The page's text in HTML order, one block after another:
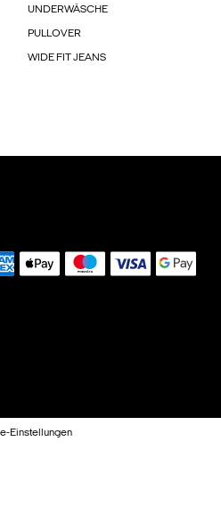
UNDERWÄSCHE
PULLOVER
WIDE FIT JEANS
Einstellungen